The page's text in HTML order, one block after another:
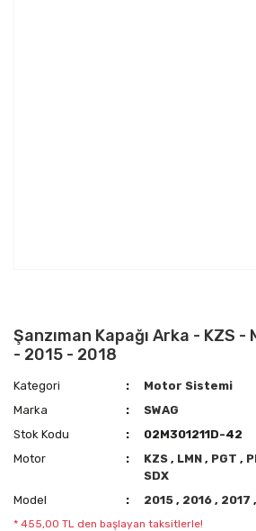
Şanzıman Kapağı Arka - KZS
- 2015 - 2018
Kategori
Motor Sistemi
Marka
SWAG
Stok Kodu
02M301211D-42
Motor
KZS, LMN, PGT,
SDX
Model
2015, 2016, 2017,
* 455,00 TL den başlayan taksitlerle!